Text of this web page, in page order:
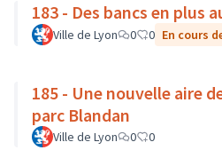
183 - Des bancs en plus
Ville de Lyon 0 0 En cours
185 - Une nouvelle aire
parc Blandan
Ville de Lyon 0 0